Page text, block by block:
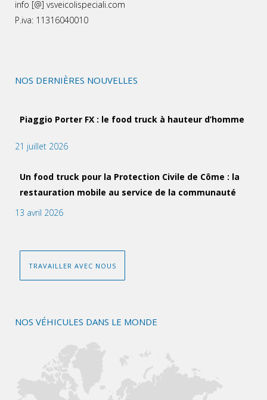
info [@] vsveicolispeciali.com
P.iva: 11316040010
NOS DERNIÈRES NOUVELLES
Piaggio Porter FX : le food truck à hauteur d’homme
21 juillet 2026
Un food truck pour la Protection Civile de Côme : la
restauration mobile au service de la communauté
13 avril 2026
TRAVAILLER AVEC NOUS
NOS VÉHICULES DANS LE MONDE